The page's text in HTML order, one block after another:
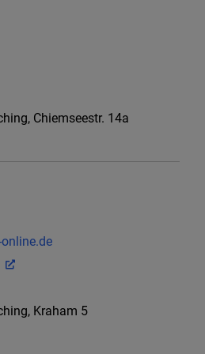
, Chiemseestr. 14a
, Kraham 5